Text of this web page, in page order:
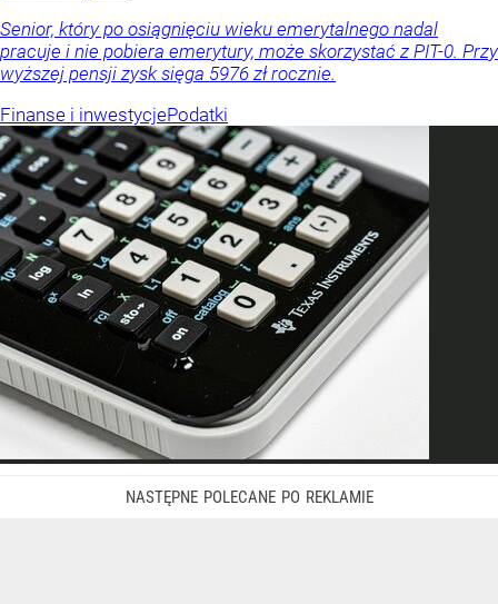
Senior, który po osiągnięciu wieku emerytalnego nadal
pracuje i nie pobiera emerytury, może skorzystać z PIT-0. Przy
wyższej pensji zysk sięga 5976 zł rocznie.
Finanse i inwestycjePodatki